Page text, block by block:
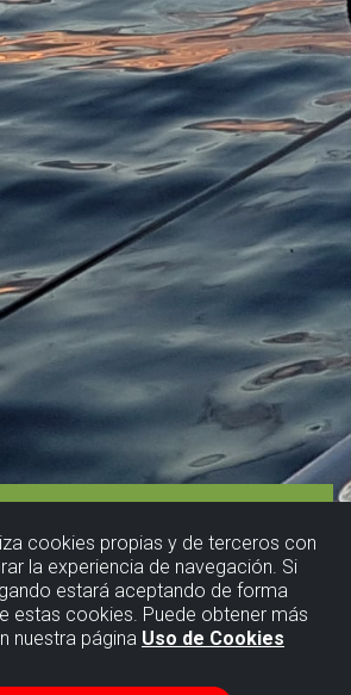
cookies propias y de terceros con
la experiencia de navegación. Si
estará aceptando de forma
estas cookies. Puede obtener más
nuestra página Uso de Cookies